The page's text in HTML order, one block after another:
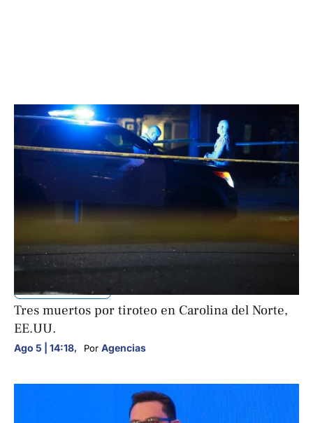
INTERNACIONALES
Tres muertos por tiroteo en Carolina del Norte,
EE.UU.
Ago 5 | 14:18, Por Agencias